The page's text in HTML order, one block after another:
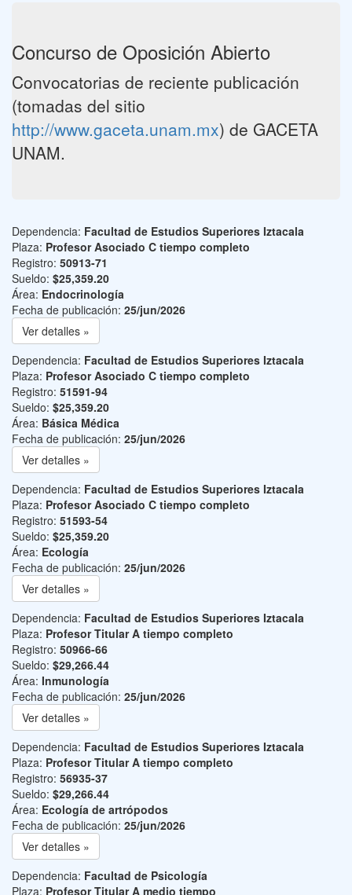
Concurso de Oposición Abierto
Convocatorias de reciente publicación
(tomadas del sitio
http://www.gaceta.unam.mx) de GACETA
UNAM.
Dependencia: Facultad de Estudios Superiores Iztacala
Plaza: Profesor Asociado C tiempo completo
Registro: 50913-71
Sueldo: $25,359.20
Área: Endocrinología
Fecha de publicación: 25/jun/2026
Ver detalles »
Dependencia: Facultad de Estudios Superiores Iztacala
Plaza: Profesor Asociado C tiempo completo
Registro: 51591-94
Sueldo: $25,359.20
Área: Básica Médica
Fecha de publicación: 25/jun/2026
Ver detalles »
Dependencia: Facultad de Estudios Superiores Iztacala
Plaza: Profesor Asociado C tiempo completo
Registro: 51593-54
Sueldo: $25,359.20
Área: Ecología
Fecha de publicación: 25/jun/2026
Ver detalles »
Dependencia: Facultad de Estudios Superiores Iztacala
Plaza: Profesor Titular A tiempo completo
Registro: 50966-66
Sueldo: $29,266.44
Área: Inmunología
Fecha de publicación: 25/jun/2026
Ver detalles »
Dependencia: Facultad de Estudios Superiores Iztacala
Plaza: Profesor Titular A tiempo completo
Registro: 56935-37
Sueldo: $29,266.44
Área: Ecología de artrópodos
Fecha de publicación: 25/jun/2026
Ver detalles »
Dependencia: Facultad de Psicología
Plaza: Profesor Titular A medio tiempo